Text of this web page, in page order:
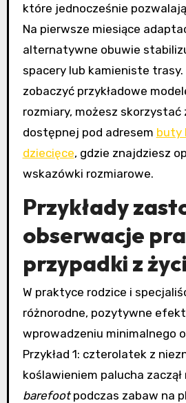
które jednocześnie
Na pierwsze miesiące
alternatywne obuwie
spacery lub kamieniste
zobaczyć przykładowe
rozmiary, możesz
dostępnej pod adresem buty
dziecięce, gdzie znajdziesz
wskazówki rozmiarowe.
Przykłady
obserwacje
przypadki z
W praktyce rodzice i
różnorodne, pozytywne
wprowadzeniu minimalnego
Przykład 1: czterolatek z
koślawieniem palucha zaczął
barefootpodczas zabaw na